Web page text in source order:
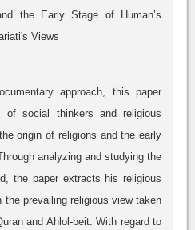
the Early Stage of Human’s
Views
approach, this paper
social thinkers and religious
origin of religions and the early
analyzing and studying the
the paper extracts his religious
prevailing religious view taken
and Ahlol-beit. With regard to